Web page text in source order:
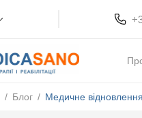
/ Блог / Медичне